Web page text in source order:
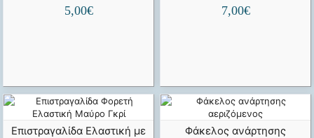
5,00€ 7,00€
Επιστραγαλίδα Ελαστική με
Φάκελος ανάρτησης